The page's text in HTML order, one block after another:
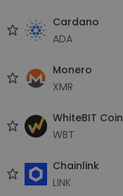
Cardano
ADA
Monero
XMR
WhiteBIT Coin
WBT
Chainlink
LINK